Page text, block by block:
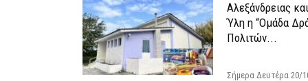
Αλεξάνδρειας
Ύλη η “Ομάδα
Πολιτών...
Σήμερα Δευτέρα